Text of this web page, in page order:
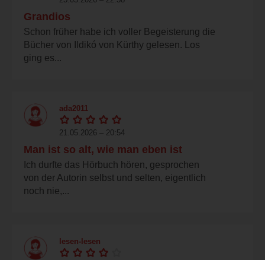
Grandios
Schon früher habe ich voller Begeisterung die
Bücher von Ildikó von Kürthy gelesen. Los
ging es...
ada2011
21.05.2026 – 20:54
Man ist so alt, wie man eben ist
Ich durfte das Hörbuch hören, gesprochen
von der Autorin selbst und selten, eigentlich
noch nie,...
lesen-lesen